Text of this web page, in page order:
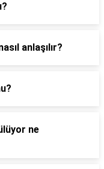
anlaşılır?
ne